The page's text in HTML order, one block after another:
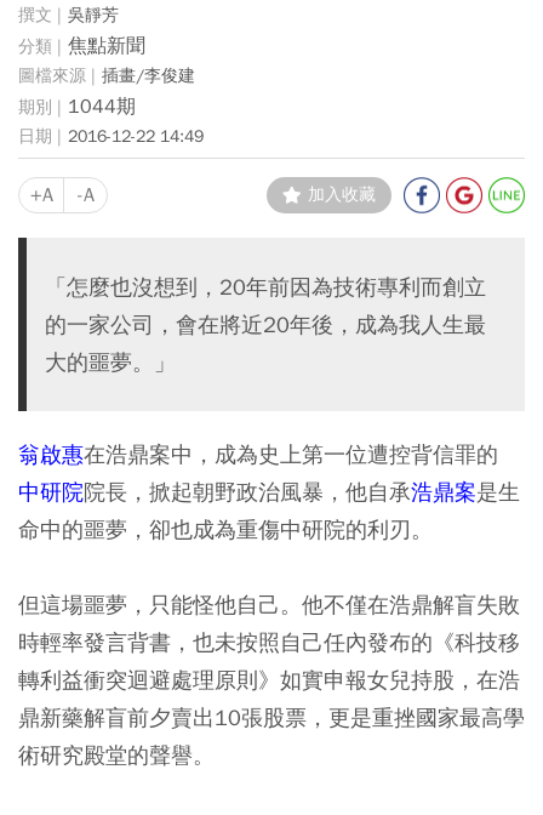
吳靜芳
焦點新聞
插畫/李俊建
1044期
2016-12-22 14:49
+A -A 加入收藏
「怎麼也沒想到，20年前因為技術專利而創立
的一家公司，會在將近20年後，成為我人生最
大的噩夢。」
翁啟惠在浩鼎案中，成為史上第一位遭控背信罪的
中研院院長，掀起朝野政治風暴，他自承浩鼎案是生
命中的噩夢，卻也成為重傷中研院的利刃。
但這場噩夢，只能怪他自己。他不僅在浩鼎解盲失敗
時輕率發言背書，也未按照自己任內發布的《科技移
轉利益衝突迴避處理原則》如實申報女兒持股，在浩
鼎新藥解盲前夕賣出10張股票，更是重挫國家最高學
術研究殿堂的聲譽。